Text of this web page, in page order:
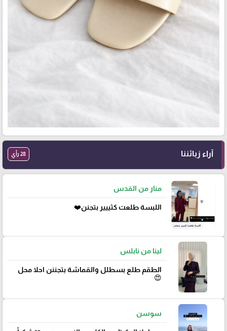
آراء زبائننا 28 رأي
منار من القدس
اللبسة طلعت كثييير بتجنن❤️
لينا من نابلس
الطقم طلع بسطلل والقماشة بتجننن احلا محل
😍
سوسن